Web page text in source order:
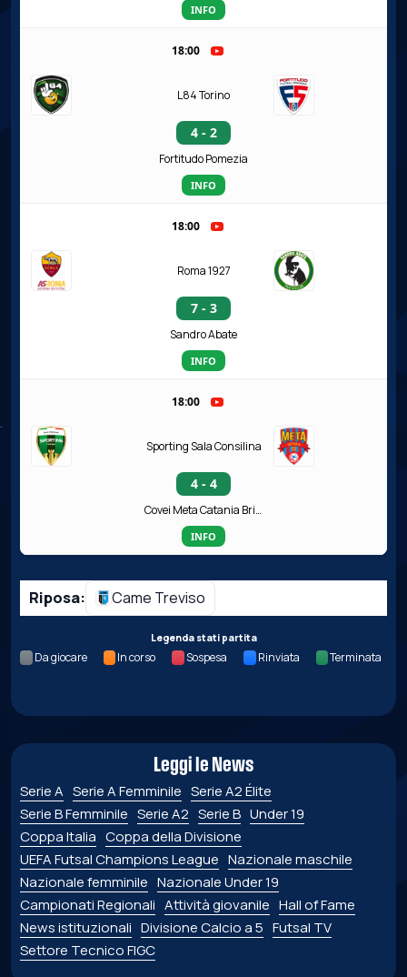
INFO
18:00
L84 Torino
4 - 2
Fortitudo Pomezia
INFO
18:00
Roma 1927
7 - 3
Sandro Abate
INFO
18:00
Sporting Sala Consilina
4 - 4
Covei Meta Catania Bricocity
INFO
Riposa: Came Treviso
Legenda stati partita
Da giocare In corso Sospesa Rinviata Terminata
Leggi le News
Serie A Serie A Femminile Serie A2 Élite
Serie B Femminile Serie A2 Serie B Under 19
Coppa Italia Coppa della Divisione
UEFA Futsal Champions League Nazionale maschile
Nazionale femminile Nazionale Under 19
Campionati Regionali Attività giovanile Hall of Fame
News istituzionali Divisione Calcio a 5 Futsal TV
Settore Tecnico FIGC